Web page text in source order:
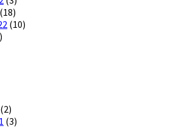
(18)
(10)
(2)
(3)